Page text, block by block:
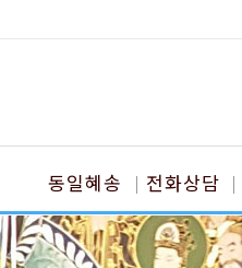
동일혜송 전화상담